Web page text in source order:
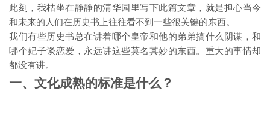
此刻，我枯坐在静静的清华园里写下此篇文章，就是担心当今
和未来的人们在历史书上往往看不到一些很关键的东西。
我们有些历史书总在讲着哪个皇帝和他的弟弟搞什么阴谋，和
哪个妃子谈恋爱，永远讲这些莫名其妙的东西。重大的事情却
都没有讲。
一、文化成熟的标准是什么？